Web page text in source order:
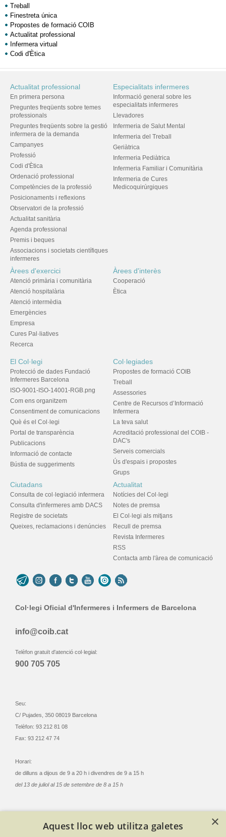
Treball
Finestreta única
Propostes de formació COIB
Actualitat professional
Infermera virtual
Codi d'Ètica
Actualitat professional
En primera persona
Preguntes freqüents sobre temes
professionals
Preguntes freqüents sobre la gestió
infermera de la demanda
Campanyes
Professió
Codi d'Ètica
Ordenació professional
Competències de la professió
Posicionaments i reflexions
Observatori de la professió
Actualitat sanitària
Agenda professional
Premis i beques
Associacions i societats científiques
infermeres
Especialitats infermeres
Informació general sobre les
especialitats infermeres
Llevadores
Infermeria de Salut Mental
Infermeria del Treball
Geriàtrica
Infermeria Pediàtrica
Infermeria Familiar i Comunitària
Infermeria de Cures
Medicoquirúrgiques
Àrees d'exercici
Atenció primària i comunitària
Atenció hospitalària
Atenció intermèdia
Emergències
Empresa
Cures Pal·liatives
Recerca
Àrees d'interès
Cooperació
Ètica
El Col·legi
Protecció de dades Fundació
Infermeres Barcelona
ISO-9001-ISO-14001-RGB.png
Com ens organitzem
Consentiment de comunicacions
Què és el Col·legi
Portal de transparència
Publicacions
Informació de contacte
Bústia de suggeriments
Col·legiades
Propostes de formació COIB
Treball
Assessories
Centre de Recursos d’Informació
Infermera
La teva salut
Acreditació professional del COIB -
DAC's
Serveis comercials
Ús d'espais i propostes
Grups
Ciutadans
Consulta de col·legiació infermera
Consulta d'infermeres amb DACS
Registre de societats
Queixes, reclamacions i denúncies
Actualitat
Notícies del Col·legi
Notes de premsa
El Col·legi als mitjans
Recull de premsa
Revista Infermeres
RSS
Contacta amb l'àrea de comunicació
Col·legi Oficial d'Infermeres i Infermers de Barcelona
info@coib.cat
Telèfon gratuït d'atenció col·legial:
900 705 705
Seu:
C/ Pujades, 350 08019 Barcelona
Telèfon: 93 212 81 08
Fax: 93 212 47 74
Horari:
de dilluns a dijous de 9 a 20 h i divendres de 9 a 15 h
del 13 de juliol al 15 de setembre de 8 a 15 h
×
Aquest lloc web utilitza galetes